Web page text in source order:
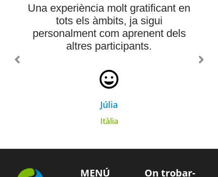
Una experiència molt gratificant en
tots els àmbits, ja sigui
personalment com aprenent dels
altres participants.
Júlia
Itàlia
MENÚ On trobar-